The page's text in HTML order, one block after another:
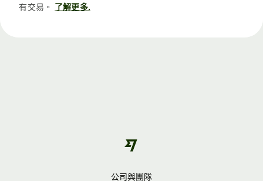
有交易。 了解更多.
公司與團隊